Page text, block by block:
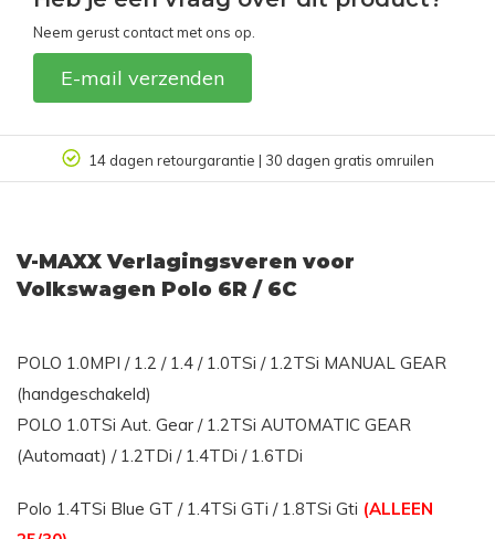
Neem gerust contact met ons op.
E-mail verzenden
14 dagen retourgarantie | 30 dagen gratis omruilen
V-MAXX Verlagingsveren voor
Volkswagen Polo 6R / 6C
POLO 1.0MPI / 1.2 / 1.4 / 1.0TSi / 1.2TSi MANUAL GEAR
(handgeschakeld)
POLO 1.0TSi Aut. Gear / 1.2TSi AUTOMATIC GEAR
(Automaat) / 1.2TDi / 1.4TDi / 1.6TDi
Polo 1.4TSi Blue GT / 1.4TSi GTi / 1.8TSi Gti (ALLEEN